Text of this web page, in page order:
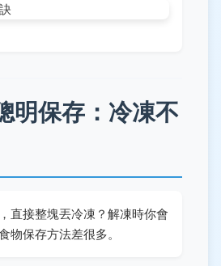
明保存：冷凍不
直接整塊丟冷凍？解凍時你會
物保存方法差很多。